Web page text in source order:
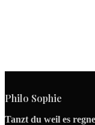
Philo Sophie
Tanzt du weil es